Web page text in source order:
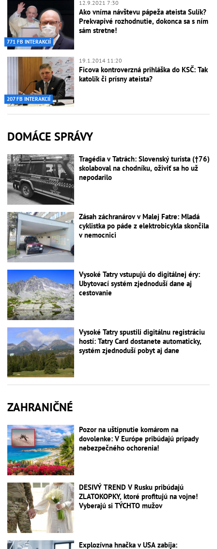
771 FB INTERAKCIÍ
12.9.2021 7:30
Ako vníma návštevu pápeža ateista Sulík?
Prekvapivé rozhodnutie, dokonca sa s ním
sám stretne!
207 FB INTERAKCIÍ
19.1.2014 11:20
Ficova kontroverzná prihláška do KSČ: Tak
katolík či prísny ateista?
DOMÁCE SPRÁVY
Tragédia v Tatrách: Slovenský turista (†76)
skolaboval na chodníku, oživiť sa ho už
nepodarilo
Zásah záchranárov v Malej Fatre: Mladá
cyklistka po páde z elektrobicykla skončila
v nemocnici
Vysoké Tatry vstupujú do digitálnej éry:
Ubytovací systém zjednoduší dane aj
cestovanie
Vysoké Tatry spustili digitálnu registráciu
hostí: Tatry Card dostanete automaticky,
systém zjednoduší pobyt aj dane
ZAHRANIČNÉ
Pozor na uštipnutie komárom na
dovolenke: V Európe pribúdajú prípady
nebezpečného ochorenia!
DESIVÝ TREND V Rusku pribúdajú
ZLATOKOPKY, ktoré profitujú na vojne!
Vyberajú si TÝCHTO mužov
Explozívna hnačka v USA zabíja: